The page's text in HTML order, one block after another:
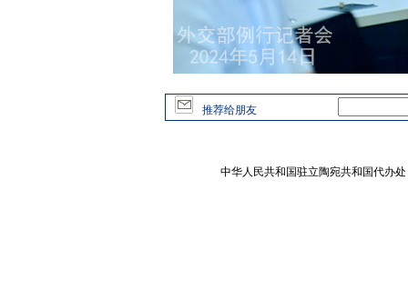
推荐给朋友
中华人民共和国驻立陶宛共和国代办处